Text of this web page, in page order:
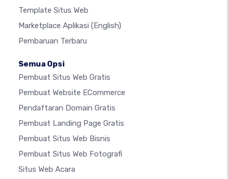
Template Situs Web
Marketplace Aplikasi (English)
Pembaruan Terbaru
Semua Opsi
Pembuat Situs Web Gratis
Pembuat Website ECommerce
Pendaftaran Domain Gratis
Pembuat Landing Page Gratis
Pembuat Situs Web Bisnis
Pembuat Situs Web Fotografi
Situs Web Acara